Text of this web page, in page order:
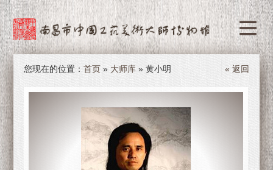
您现在的位置： 首页» 大师库» 黄小明 « 返回